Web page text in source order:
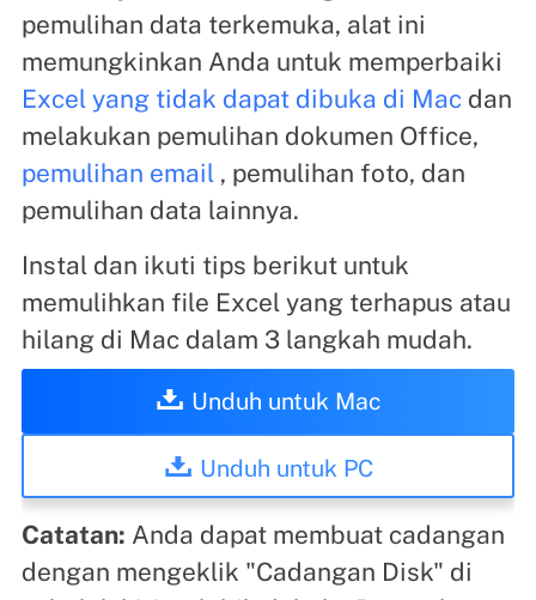
pemulihan data terkemuka, alat ini
memungkinkan Anda untuk memperbaiki
Excel yang tidak dapat dibuka di Macdan
melakukan pemulihan dokumen Office,
pemulihan email , pemulihan foto, dan
pemulihan data lainnya.
Instal dan ikuti tips berikut untuk
memulihkan file Excel yang terhapus atau
hilang di Mac dalam 3 langkah mudah.
Unduh untuk Mac
Unduh untuk PC
Catatan: Anda dapat membuat cadangan
dengan mengeklik "Cadangan Disk" di